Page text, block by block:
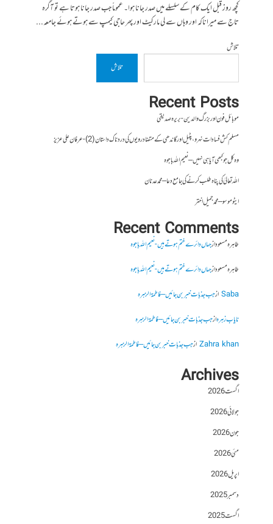
کچھ روز قبل ایک کام کے سلسلے میں صدر جانا ہوا۔ عموماً جب صدر جانا ہوتا ہے تو آگرہ
تاج سے میراناکہ اور وہاں سے لی مارکیٹ اور پھر حاجی کیمپ سے ہوتے ہوئے جامعہ...
تلاش
تلاش
Recent Posts
موبائل فون اور بزرگ والدین- بریرہ صدیقی
مسلم کش فسادات نہرو، پٹیل اور گاندھی کے متضاد رویوں کی درد ناک داستان (2)- عرفان علی عزیز
وہ کل جو کبھی آیا ہی نہیں – نعیم اللہ باجوہ
اللہ تعالیٰ کی پناہ طلب کرنے کی جامع دعا – محمد عدنان
ایٹوموسو – محمد جمیل اختر
Recent Comments
طاہرہ مسعودازجہاں دائرے ختم ہوتے ہیں- نعیم اللہ باجوہ
طاہرہ مسعودازجہاں دائرے ختم ہوتے ہیں- نعیم اللہ باجوہ
Sabaازجب جذبات خبر بن جائیں – فاطمۃالزہرہ
نایاب زہرہازجب جذبات خبر بن جائیں – فاطمۃالزہرہ
Zahra khanازجب جذبات خبر بن جائیں – فاطمۃالزہرہ
Archives
اگست 2026
جولائی 2026
جون 2026
مئی 2026
اپریل 2026
دسمبر 2025
اگست 2025